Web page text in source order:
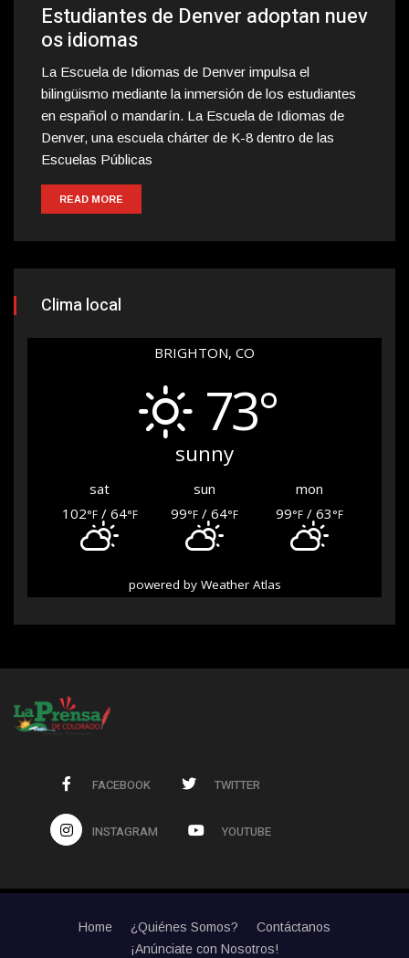
Estudiantes de Denver adoptan nuev
os idiomas
La Escuela de Idiomas de Denver impulsa el
bilingüismo mediante la inmersión de los estudiantes
en español o mandarín. La Escuela de Idiomas de
Denver, una escuela chárter de K-8 dentro de las
Escuelas Públicas
READ MORE
Clima local
BRIGHTON, CO
73°
sunny
sat sun
mon
102°F/ 64°F 99°F/ 64°F 99°F/ 63°F
powered by Weather Atlas
FACEBOOK TWITTER
INSTAGRAM YOUTUBE
Home ¿Quiénes Somos?
Contáctanos
¡Anúnciate con Nosotros!